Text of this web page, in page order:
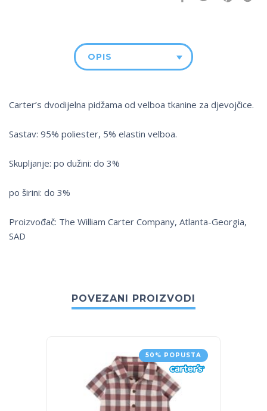
OPIS
Carter’s dvodijelna pidžama od velboa tkanine za djevojčice.
Sastav: 95% poliester, 5% elastin velboa.
Skupljanje: po dužini: do 3%
po širini: do 3%
Proizvođač: The William Carter Company, Atlanta-Georgia,
SAD
POVEZANI PROIZVODI
50% POPUSTA